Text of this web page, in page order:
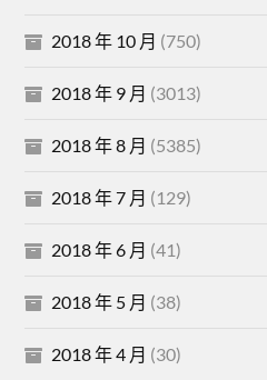
2018 年 10 月 (750)
2018 年 9 月 (3013)
2018 年 8 月 (5385)
2018 年 7 月 (129)
2018 年 6 月 (41)
2018 年 5 月 (38)
2018 年 4 月 (30)